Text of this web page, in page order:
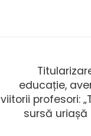
educație,
viitorii profesori:
sursă